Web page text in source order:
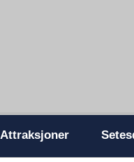
Attraksjoner